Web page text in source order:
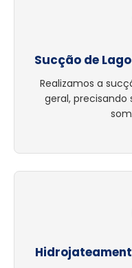
Sucção de
Realizamos a
geral, precisando